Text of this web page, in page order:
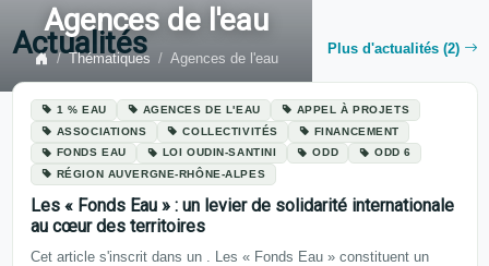
Agences de l'eau
Thématiques Agences de l'eau
Actualités Plus d'actualités (2)
1 % EAU AGENCES DE L'EAU
APPEL À PROJETS
ASSOCIATIONS
COLLECTIVITÉS
FINANCEMENT
FONDS EAU
LOI OUDIN-SANTINI ODD
ODD 6
RÉGION AUVERGNE-RHÔNE-ALPES
Les « Fonds Eau » : un levier de solidarité internationale
au cœur des territoires
Cet article s'inscrit dans un . Les « Fonds Eau » constituent un